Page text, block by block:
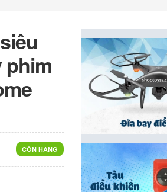
phim
CÒN HÀNG